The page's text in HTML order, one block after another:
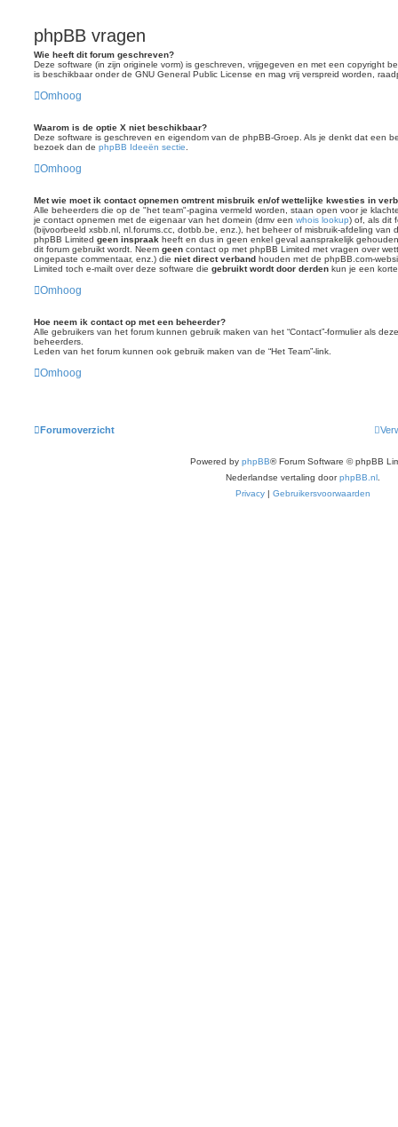
phpBB vragen
Wie heeft dit forum geschreven?
Deze software (in zijn originele vorm) is geschreven, vrijgegeven en met een copyright
is beschikbaar onder de GNU General Public License en mag vrij verspreid worden,
Omhoog
Waarom is de optie X niet beschikbaar?
Deze software is geschreven en eigendom van de phpBB-Groep. Als je denkt dat een
bezoek dan de phpBB Ideeën sectie
Omhoog
Met wie moet ik contact opnemen omtrent misbruik en/of wettelijke kwesties in
Alle beheerders die op de "het team"-pagina vermeld worden, staan open voor je
je contact opnemen met de eigenaar van het domein (dmv een whois lookup) of, als dit
(bijvoorbeeld xsbb.nl, nl.forums.cc, dotbb.be, enz.), het beheer of misbruik-afdeling van
phpBB Limited geen inspraak heeft en dus in geen enkel geval aansprakelijk
dit forum gebruikt wordt. Neem geen contact op met phpBB Limited met vragen over
ongepaste commentaar, enz.) die niet direct verband houden met de phpBB.com-
Limited toch e-mailt over deze software die gebruikt wordt door derden kun je een
Omhoog
Hoe neem ik contact op met een beheerder?
Alle gebruikers van het forum kunnen gebruik maken van het “Contact”-formulier als
beheerders.
Leden van het forum kunnen ook gebruik maken van de “Het Team”-link.
Omhoog
Forumoverzicht
Powered by phpBB® Forum Software © phpBB
Nederlandse vertaling doorphpBB.nl.
Privacy| Gebruikersvoorwaarden